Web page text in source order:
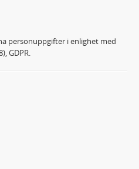
personuppgifter i enlighet med
GDPR.